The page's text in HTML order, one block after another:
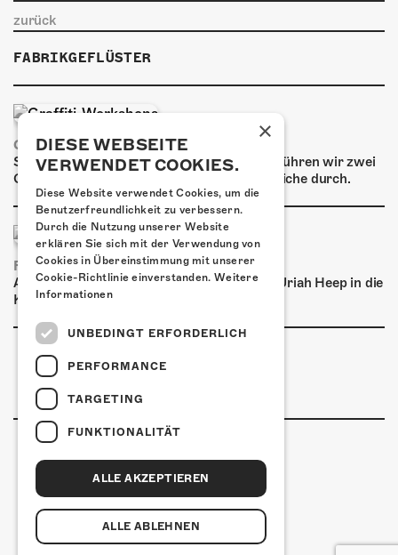
zurück
FABRIKGEFLÜSTER
GRAFFITI-WORKSHOPS
Spray dein eigenes Graffiti! Im September führen wir zwei
Graffiti-Workshops für Kinder und Jugendliche durch.
FRISCH BESTÄTIGT: URIAH HEEP
Am Sonntag, 15. November 2026 kommen Uriah Heep in die
Kulturfabrik Kofmehl!
Kulturfabrik Kofmehl
Kofmehlweg 1
+41 32 621 20 60
×
DIESE WEBSEITE
VERWENDET COOKIES.
Diese Website verwendet Cookies, um die
Benutzerfreundlichkeit zu verbessern.
Durch die Nutzung unserer Website
erklären Sie sich mit der Verwendung von
Cookies in Übereinstimmung mit unserer
Cookie-Richtlinie einverstanden. Weitere
Informationen
UNBEDINGT ERFORDERLICH
PERFORMANCE
TARGETING
FUNKTIONALITÄT
ALLE AKZEPTIEREN
ALLE ABLEHNEN